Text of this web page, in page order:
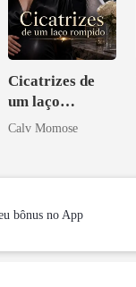
Cicatrizes de
um laço
rompido
Calv Momose
bônus no App